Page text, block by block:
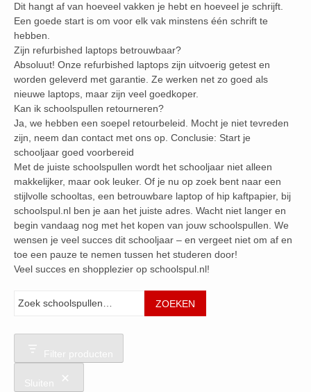
Dit hangt af van hoeveel vakken je hebt en hoeveel je schrijft.
Een goede start is om voor elk vak minstens één schrift te
hebben.
Zijn refurbished laptops betrouwbaar?
Absoluut! Onze refurbished laptops zijn uitvoerig getest en
worden geleverd met garantie. Ze werken net zo goed als
nieuwe laptops, maar zijn veel goedkoper.
Kan ik schoolspullen retourneren?
Ja, we hebben een soepel retourbeleid. Mocht je niet tevreden
zijn, neem dan contact met ons op. Conclusie: Start je
schooljaar goed voorbereid
Met de juiste schoolspullen wordt het schooljaar niet alleen
makkelijker, maar ook leuker. Of je nu op zoek bent naar een
stijlvolle schooltas, een betrouwbare laptop of hip kaftpapier, bij
schoolspul.nl ben je aan het juiste adres. Wacht niet langer en
begin vandaag nog met het kopen van jouw schoolspullen. We
wensen je veel succes dit schooljaar – en vergeet niet om af en
toe een pauze te nemen tussen het studeren door!
Veel succes en shopplezier op schoolspul.nl!
Zoeken
ZOEKEN
Filter producten
Sluiten